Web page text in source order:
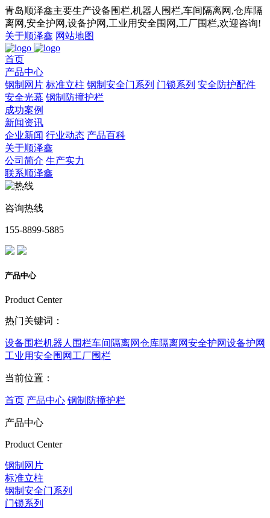
青岛顺泽鑫主要生产设备围栏,机器人围栏,车间隔离网,仓库隔
离网,安全护网,设备护网,工业用安全围网,工厂围栏,欢迎咨询!
关于顺泽鑫 网站地图
首页
产品中心
钢制网片 标准立柱 钢制安全门系列 门锁系列 安全防护配件
安全光幕 钢制防撞护栏
成功案例
新闻资讯
企业新闻 行业动态 产品百科
关于顺泽鑫
公司简介 生产实力
联系顺泽鑫
咨询热线
155-8899-5885
产品中心
Product Center
热门关键词：
设备围栏机器人围栏车间隔离网仓库隔离网安全护网设备护网
工业用安全围网 工厂围栏
当前位置：
首页 产品中心 钢制防撞护栏
产品中心
Product Center
钢制网片
标准立柱
钢制安全门系列
门锁系列